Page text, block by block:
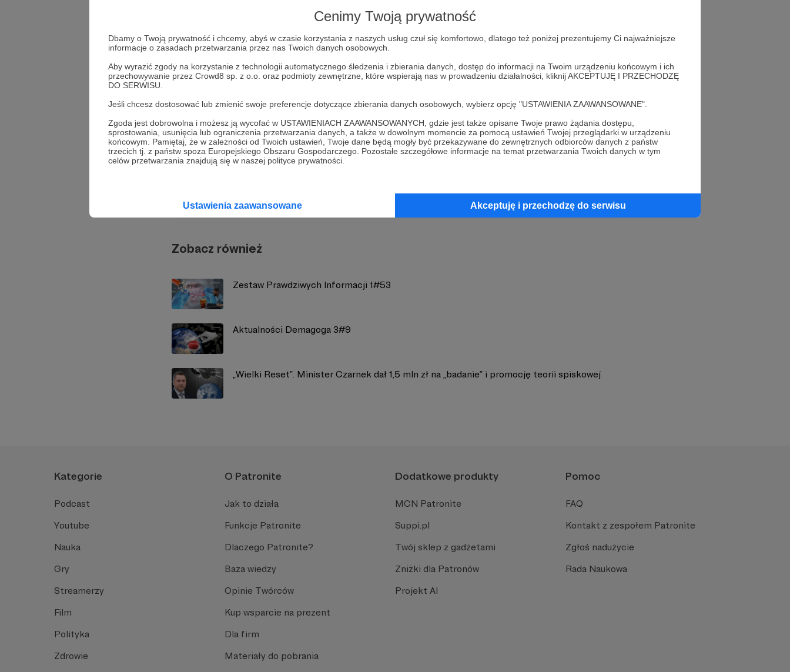
Cenimy Twoją prywatność
Dbamy o Twoją prywatność i chcemy, abyś w czasie korzystania z naszych usług czuł się komfortowo, dlatego też poniżej prezentujemy Ci najważniejsze
informacje o zasadach przetwarzania przez nas Twoich danych osobowych.
Aby wyrazić zgody na korzystanie z technologii automatycznego śledzenia i zbierania danych, dostęp do informacji na Twoim urządzeniu końcowym i ich
przechowywanie przez Crowd8 sp. z o.o. oraz podmioty zewnętrzne, które wspierają nas w prowadzeniu działalności, kliknij AKCEPTUJĘ I PRZECHODZĘ
DO SERWISU.
Jeśli chcesz dostosować lub zmienić swoje preferencje dotyczące zbierania danych osobowych, wybierz opcję "USTAWIENIA ZAAWANSOWANE".
Zgoda jest dobrowolna i możesz ją wycofać w USTAWIENIACH ZAAWANSOWANYCH, gdzie jest także opisane Twoje prawo żądania dostępu,
sprostowania, usunięcia lub ograniczenia przetwarzania danych, a także w dowolnym momencie za pomocą ustawień Twojej przeglądarki w urządzeniu
końcowym. Pamiętaj, że w zależności od Twoich ustawień, Twoje dane będą mogły być przekazywane do zewnętrznych odbiorców danych z państw
trzecich tj. z państw spoza Europejskiego Obszaru Gospodarczego. Pozostałe szczegółowe informacje na temat przetwarzania Twoich danych w tym
celów przetwarzania znajdują się w naszej polityce prywatności.
Ustawienia zaawansowane Akceptuję i przechodzę do serwisu
Zostań Patronem
Zaloguj się
factchecking fakenews wielki reset śledztwo podcast
Udostępnij
Zobacz również
Zestaw Prawdziwych Informacji 1#53
Aktualności Demagoga 3#9
„Wielki Reset”. Minister Czarnek dał 1,5 mln zł na „badanie” i promocję teorii spiskowej
Kategorie
Podcast
Youtube
Nauka
Gry
Streamerzy
Film
Polityka
Zdrowie
O Patronite
Jak to działa
Funkcje Patronite
Dlaczego Patronite?
Baza wiedzy
Opinie Twórców
Kup wsparcie na prezent
Dla firm
Materiały do pobrania
Dodatkowe produkty
MCN Patronite
Suppi.pl
Twój sklep z gadżetami
Zniżki dla Patronów
Projekt AI
Pomoc
FAQ
Kontakt z zespołem Patronite
Zgłoś nadużycie
Rada Naukowa